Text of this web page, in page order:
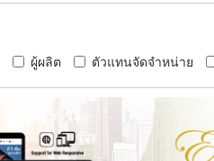
ผู้ผลิต ตัวแทนจัดจำหน่าย